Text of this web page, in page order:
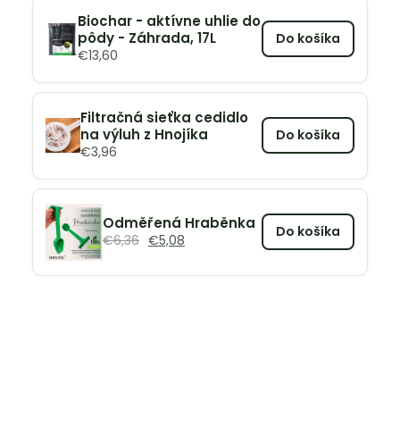
Biochar - aktívne uhlie do
pôdy - Záhrada, 17L
€13,60
Do košíka
Filtračná sieťka cedidlo
na výluh z Hnojíka
€3,96
Do košíka
Odměřená Hraběnka
€6,36 €5,08 Do košíka